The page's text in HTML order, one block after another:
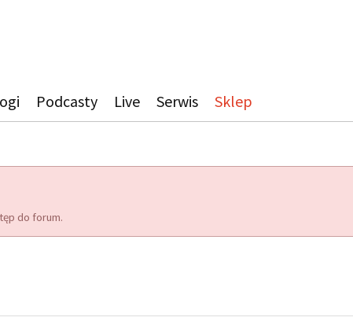
Podcasty Live Serwis Sklep
do forum.